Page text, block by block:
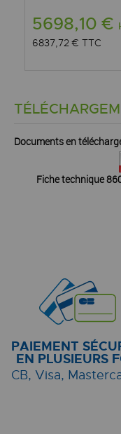
5698,10 €
6837,72 € TTC
Documents en
Fiche technique
PAIEMENT
EN PLUSIEURS
CB, Visa,